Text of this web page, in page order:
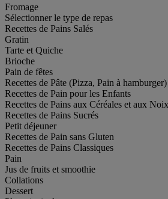
Fromage
Sélectionner le type de repas
Recettes de Pains Salés
Gratin
Tarte et Quiche
Brioche
Pain de fêtes
Recettes de Pâte (Pizza, Pain à hamburger)
Recettes de Pain pour les Enfants
Recettes de Pains aux Céréales et aux Noix
Recettes de Pains Sucrés
Petit déjeuner
Recettes de Pain sans Gluten
Recettes de Pains Classiques
Pain
Jus de fruits et smoothie
Collations
Dessert